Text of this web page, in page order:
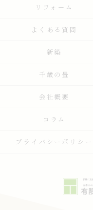
リフォーム
よくある質問
新築
千歳の畳
会社概要
コラム
プライバシーポリシー